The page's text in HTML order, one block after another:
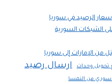
الرصيد في سوريا
الشبكات السورية
الإمارات إلى سوريا
وحدات ارسال رصيد
سوري من النمسا